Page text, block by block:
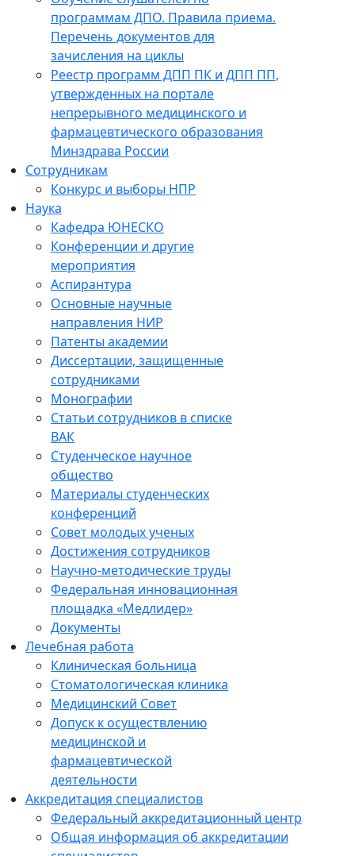
программам ДПО. Правила приема.
Перечень документов для
зачисления на циклы
Реестр программ ДПП ПК и ДПП ПП,
утвержденных на портале
непрерывного медицинского и
фармацевтического образования
Минздрава России
Сотрудникам
Конкурс и выборы НПР
Наука
Кафедра ЮНЕСКО
Конференции и другие
мероприятия
Аспирантура
Основные научные
направления НИР
Патенты академии
Диссертации, защищенные
сотрудниками
Монографии
Статьи сотрудников в списке
ВАК
Студенческое научное
общество
Материалы студенческих
конференций
Совет молодых ученых
Достижения сотрудников
Научно-методические труды
Федеральная инновационная
площадка «Медлидер»
Документы
Лечебная работа
Клиническая больница
Стоматологическая клиника
Медицинский Совет
Допуск к осуществлению
медицинской и
фармацевтической
деятельности
Аккредитация специалистов
Федеральный аккредитационный центр
Общая информация об аккредитации